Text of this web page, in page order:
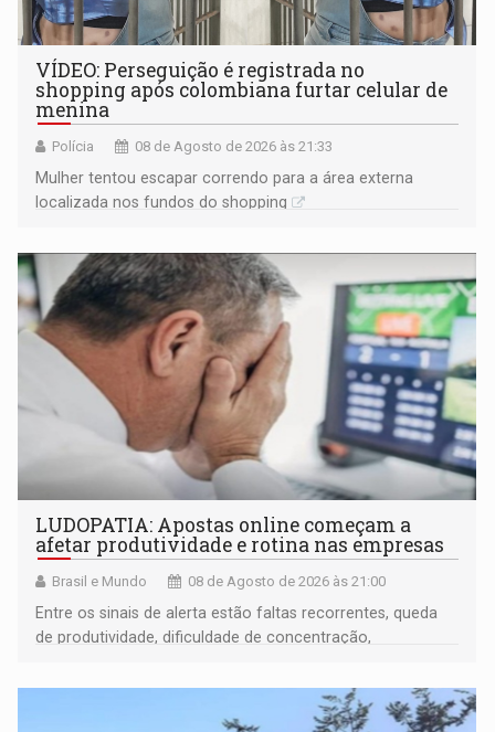
VÍDEO: Perseguição é registrada no
shopping após colombiana furtar celular de
menina
Polícia 08 de Agosto de 2026 às 21:33
Mulher tentou escapar correndo para a área externa
localizada nos fundos do shopping
LUDOPATIA: Apostas online começam a
afetar produtividade e rotina nas empresas
Brasil e Mundo 08 de Agosto de 2026 às 21:00
Entre os sinais de alerta estão faltas recorrentes, queda
de produtividade, dificuldade de concentração,